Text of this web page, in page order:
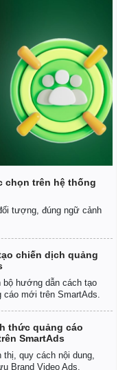
khoán
cà phê
chọn trên hệ thống
tượng, đúng ngữ cảnh
chiến dịch quảng
bộ hướng dẫn cách tạo
cáo mới trên SmartAds.
thức quảng cáo
SmartAds
quy cách nội dung,
Brand Video Ads.